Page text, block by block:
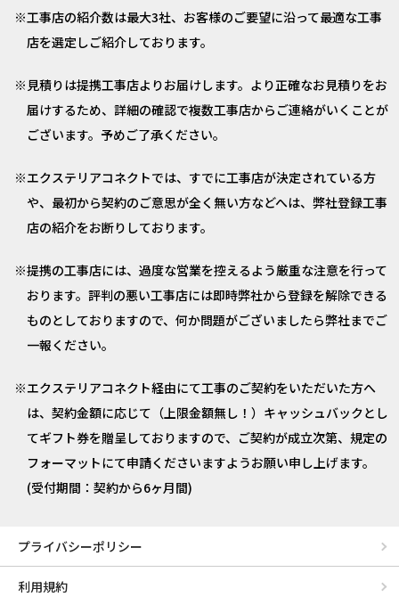
工事店の紹介数は最大3社、お客様のご要望に沿って最適な工事
店を選定しご紹介しております。
見積りは提携工事店よりお届けします。より正確なお見積りをお
届けするため、詳細の確認で複数工事店からご連絡がいくことが
ございます。予めご了承ください。
エクステリアコネクトでは、すでに工事店が決定されている方
や、最初から契約のご意思が全く無い方などへは、弊社登録工事
店の紹介をお断りしております。
提携の工事店には、過度な営業を控えるよう厳重な注意を行って
おります。評判の悪い工事店には即時弊社から登録を解除できる
ものとしておりますので、何か問題がございましたら弊社までご
一報ください。
エクステリアコネクト経由にて工事のご契約をいただいた方へ
は、契約金額に応じて（上限金額無し！）キャッシュバックとし
てギフト券を贈呈しておりますので、ご契約が成立次第、規定の
フォーマットにて申請くださいますようお願い申し上げます。
(受付期間：契約から6ヶ月間)
プライバシーポリシー
利用規約